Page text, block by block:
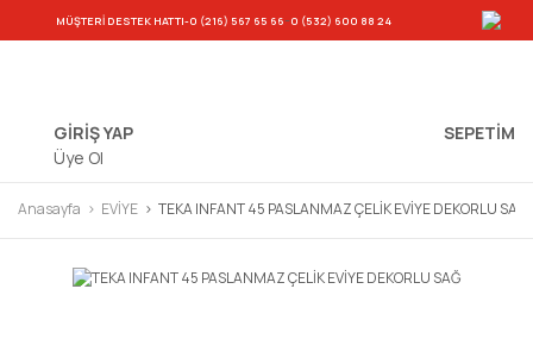
MÜŞTERİ DESTEK HATTI-0 (216) 567 65 66-0 (532) 600 88 24
GİRİŞ YAP
Üye Ol
SEPETIM
Anasayfa EVİYE TEKA INFANT 45 PASLANMAZ ÇELİK EVİYE DEKORLU SAĞ